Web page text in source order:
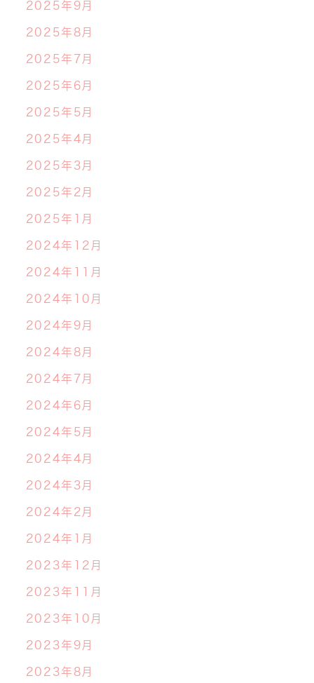
2025年9月
2025年8月
2025年7月
2025年6月
2025年5月
2025年4月
2025年3月
2025年2月
2025年1月
2024年12月
2024年11月
2024年10月
2024年9月
2024年8月
2024年7月
2024年6月
2024年5月
2024年4月
2024年3月
2024年2月
2024年1月
2023年12月
2023年11月
2023年10月
2023年9月
2023年8月